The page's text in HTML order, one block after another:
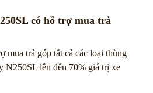
có hỗ trợ mua trả
mua trả góp tất cả các loại thùng
N250SL lên đến 70% giá trị xe